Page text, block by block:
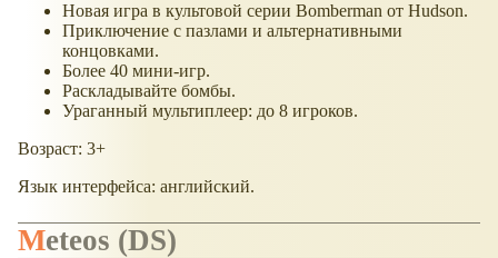
Новая игра в культовой серии Bomberman от Hudson.
Приключение с пазлами и альтернативными
концовками.
Более 40 мини-игр.
Раскладывайте бомбы.
Ураганный мультиплеер: до 8 игроков.
Возраст: 3+
Язык интерфейса: английский.
Meteos (DS)